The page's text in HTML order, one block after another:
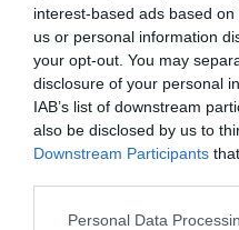
interest-based ads based
us or personal information
your opt-out. You may
disclosure of your personal
IAB’s list of downstream
also be disclosed by us to
Downstream Participants
Please note that this
Personal Data